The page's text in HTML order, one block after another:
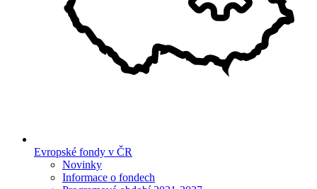
Evropské fondy v ČR
Novinky
Informace o fondech